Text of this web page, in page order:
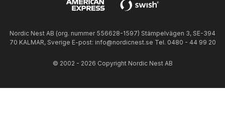
Nordic Nest AB (org. nummer 556628-1597) Stämpelvägen 3, SE-394
70 KALMAR, Sverige E-post: info@nordicnest.se Tel. 0480 - 44 99 20
© 2002 - 2026 Copyright Nordic Nest AB